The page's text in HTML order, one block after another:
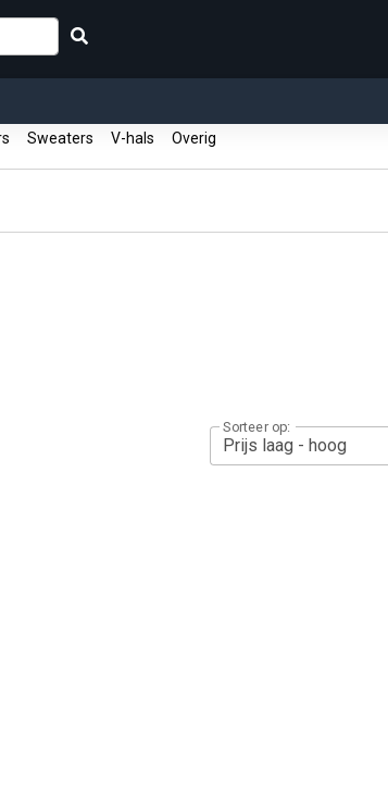
Sweaters V-hals Overig
Sorteer op: